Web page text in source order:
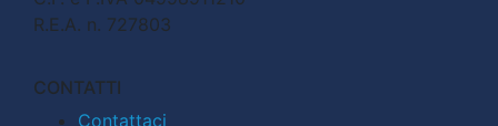
R.E.A. n. 727803
CONTATTI
Contattaci